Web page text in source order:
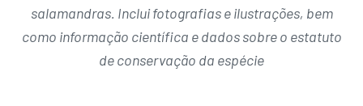
salamandras. Inclui fotografias e ilustrações, bem
como informação científica e dados sobre o estatuto
de conservação da espécie